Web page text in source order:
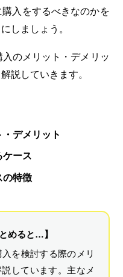
入をするべきなのかを
しましょう。
のメリット・デメリッ
説していきます。
デメリット
ケース
の特徴
めると…】
を検討する際のメリ
しています。主なメ